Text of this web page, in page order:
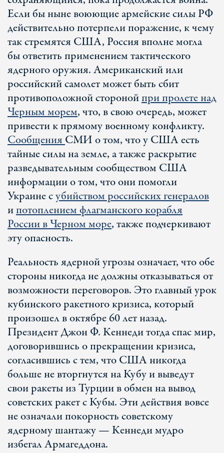
Если бы ныне воюющие армейские силы РФ
действительно потерпели поражение, к чему
так стремятся США, Россия вполне могла
бы ответить применением тактического
ядерного оружия. Американский или
российский самолет может быть сбит
противоположной сторонойпри пролете над
Черным морем, что, в свою очередь, может
привести к прямому военному конфликту.
СообщенияСМИ о том, что у США есть
тайные силы на земле, а также раскрытие
разведывательным сообществом США
информации о том, что они помогли
Украине субийством российских генералов
ипотоплением флагманского корабля
России в Черном море, также подчеркивают
эту опасность.
Реальность ядерной угрозы означает, что обе
стороны никогда не должны отказываться от
возможности переговоров. Это главный урок
кубинского ракетного кризиса, который
произошел в октябре 60 лет назад.
Президент Джон Ф. Кеннеди тогда спас мир,
договорившись о прекращении кризиса,
согласившись с тем, что США никогда
больше не вторгнутся на Кубу и выведут
свои ракеты из Турции в обмен на вывод
советских ракет с Кубы. Эти действия вовсе
не означали покорность советскому
ядерному шантажу — Кеннеди мудро
избегал Армагеддона.